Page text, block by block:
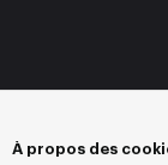
À propos des